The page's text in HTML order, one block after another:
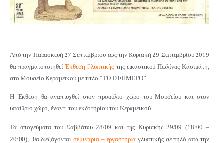
Από την Παρασκευή 27 Σεπτεμβρίου έως την Κυριακή 29 Σεπτεμβρίου 2019
θα πραγματοποιηθείΈκθεση Γλυπτικής της εικαστικού Πωλίνας Κασιμάτη,
στο Μουσείο Κεραμεικού με τίτλο “ΤΟ ΕΦΗΜΕΡΟ”.
Η Έκθεση θα αναπτυχθεί στον προαύλιο χώρο του Μουσείου και στον
υπαίθριο χώρο, έναντι του εκδοτηρίου του Κεραμεικού.
Τα απογεύματα του Σαββάτου 28/09 και της Κυριακής 29/09 (18:00 –
20:00), θα διεξάγονταισεμινάρια – εργαστήριαγλυπτικής σε πηλό από την